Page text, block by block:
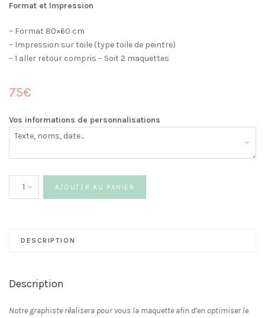
Format et Impression
– Format 80×60 cm
– Impression sur toile (type toile de peintre)
– 1 aller retour compris – Soit 2 maquettes
75€
Vos informations de personnalisations
table
AJOUTER AU PANIER
DESCRIPTION
Description
Notre graphiste réalisera pour vous la maquette afin d’en optimiser le